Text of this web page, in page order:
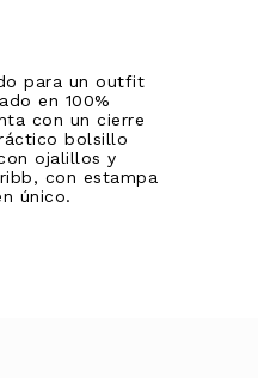
para un outfit
en 100%
con un cierre
bolsillo
ojalillos y
con estampa
único.